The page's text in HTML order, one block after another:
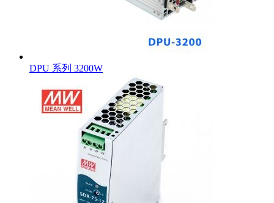
DPU 系列 3200W